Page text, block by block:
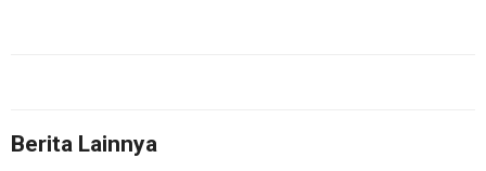
Berita Lainnya